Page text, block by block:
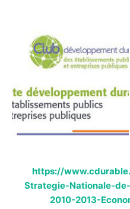
https://
Strategie-Nationale-
2010-2013-